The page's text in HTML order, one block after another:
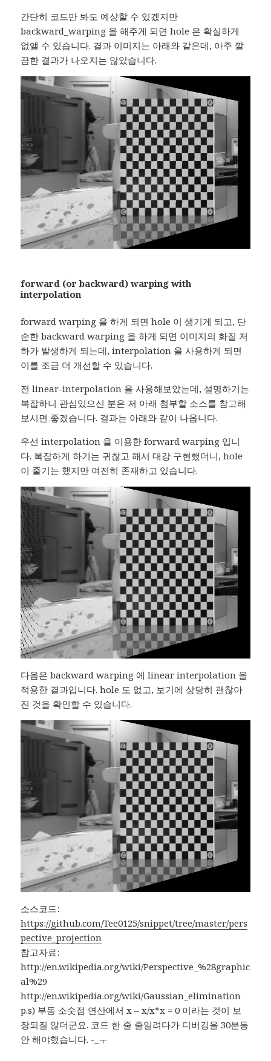
간단히 코드만 봐도 예상할 수 있겠지만
backward_warping 을 해주게 되면 hole 은 확실하게
없앨 수 있습니다. 결과 이미지는 아래와 같은데, 아주 깔
끔한 결과가 나오지는 않았습니다.
forward (or backward) warping with
interpolation
forward warping 을 하게 되면 hole 이 생기게 되고, 단
순한 backward warping 을 하게 되면 이미지의 화질 저
하가 발생하게 되는데, interpolation 을 사용하게 되면
이를 조금 더 개선할 수 있습니다.
전 linear-interpolation 을 사용해보았는데, 설명하기는
복잡하니 관심있으신 분은 저 아래 첨부할 소스를 참고해
보시면 좋겠습니다. 결과는 아래와 같이 나옵니다.
우선 interpolation 을 이용한 forward warping 입니
다. 복잡하게 하기는 귀찮고 해서 대강 구현했더니, hole
이 줄기는 했지만 여전히 존재하고 있습니다.
다음은 backward warping 에 linear interpolation 을
적용한 결과입니다. hole 도 없고, 보기에 상당히 괜찮아
진 것을 확인할 수 있습니다.
소스코드:
https://github.com/Tee0125/snippet/tree/master/pers
pective_projection
참고자료:
http://en.wikipedia.org/wiki/Perspective_%28graphic
al%29
http://en.wikipedia.org/wiki/Gaussian_elimination
p.s) 부동 소숫점 연산에서 x – x/x*x = 0 이라는 것이 보
장되질 않더군요. 코드 한 줄 줄일려다가 디버깅을 30분동
안 해야했습니다. -_ㅜ